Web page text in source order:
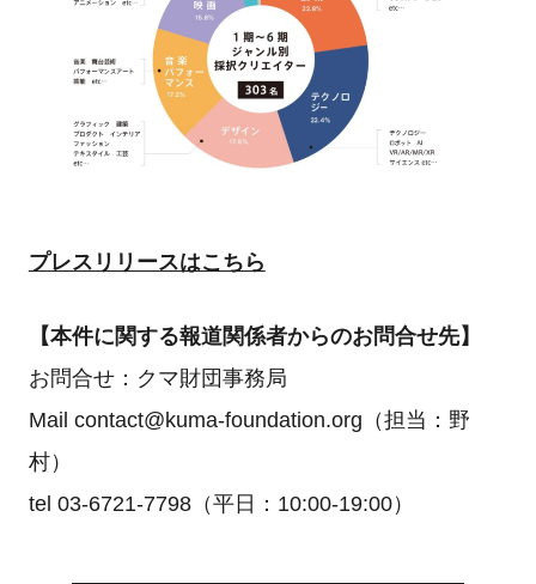
プレスリリースはこちら
【本件に関する報道関係者からのお問合せ先】
お問合せ：クマ財団事務局
Mail contact@kuma-foundation.org（担当：野
村）
tel 03-6721-7798（平日：10:00-19:00）